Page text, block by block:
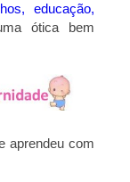
educação,
ótica bem
aprendeu com